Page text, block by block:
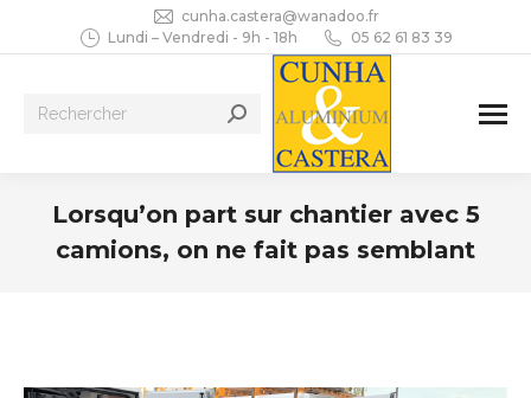
cunha.castera@wanadoo.fr
Lundi – Vendredi - 9h - 18h
05 62 61 83 39
Recherche
Lorsqu’on part sur chantier avec 5
camions, on ne fait pas semblant